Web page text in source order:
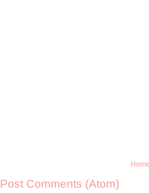
Post Comments (Atom)